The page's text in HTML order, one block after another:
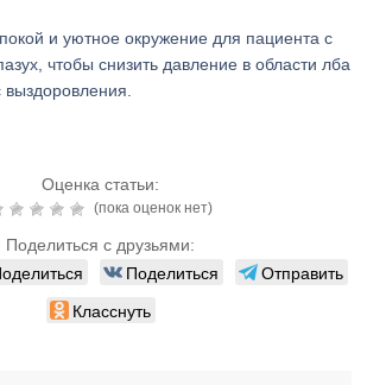
и уютное окружение для пациента с
чтобы снизить давление в области лба
выздоровления.
Оценка статьи:
(пока оценок нет)
Поделиться с друзьями:
Поделиться
Отправить
Класснуть